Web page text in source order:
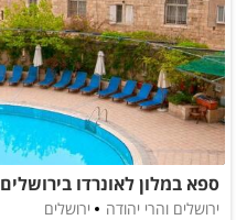
ספא במלון לאונרדו בירושלים
ירושלים והרי יהודה ירושלים